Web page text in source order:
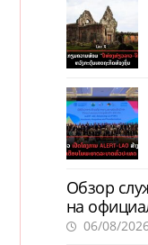
Обзор
на
06/08/